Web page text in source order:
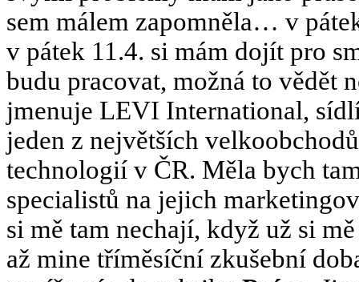
sem málem zapomněla… v
v pátek 11.4. si mám dojít pro
budu pracovat, možná to vědět
jmenuje LEVI International,
jeden z největších
technologií v ČR. Měla bych
specialistů na jejich
si mě tam nechají, když už si
až mine tříměsíční zkušební